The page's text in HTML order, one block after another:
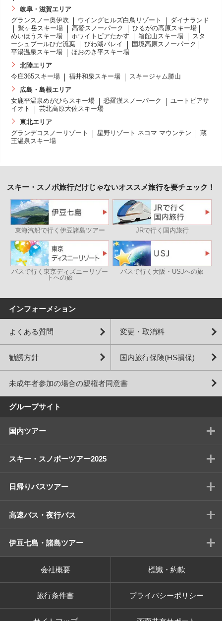
岐阜・滋賀エリア
グランスノー奥伊吹
ウイングヒルズ白鳥リゾート
ダイナランド
鷲ヶ岳スキー場
高鷲スノーパーク
ひるがの高原スキー場
めいほうスキー場
ホワイトピアたかす 箱館山スキー場
スタ
ーシュプールひだ流葉
びわ湖バレイ
国境高原スノーパーク
平湯温泉スキー場
ほおのき平スキー場
北陸エリア
今庄365スキー場
福井和泉スキー場
スキージャム勝山
広島・島根エリア
女鹿平温泉めがひらスキー場
恐羅漢スノーパーク
ユートピアサ
イオト
芸北高原大佐スキー場
東北エリア
グランデコスノーリゾート
星野リゾート ネコマ マウンテン
蔵
王温泉スキー場
スキー・スノボ旅行だけじゃないオススメ旅行を要チェック！
東海汽船で行く伊豆諸島ツアー JRで行く国内旅行
バスで行く東京ディズニーリゾー
トへの旅
バスで行く大阪・USJへの旅
インフォーメション
よくある質問 変更・取消料
勧誘方針 国内旅行保険(HS損保)
未成年者参加の場合の親権者同意書
グループサイト
国内ツアー
スキー・スノボーツアー2025
日帰りバスツアー
高速バス・夜行バス
伊豆七島・諸島ツアー
会社概要 標識・約款
旅行条件書 プライバシーポリシー